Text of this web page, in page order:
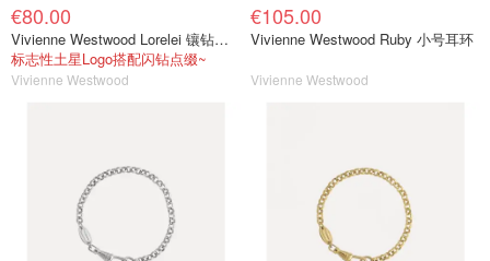
€80.00
Vivienne Westwood Lorelei 镶钻耳钉
标志性土星Logo搭配闪钻点缀~
Vivienne Westwood
€105.00
Vivienne Westwood Ruby 小号耳环
Vivienne Westwood